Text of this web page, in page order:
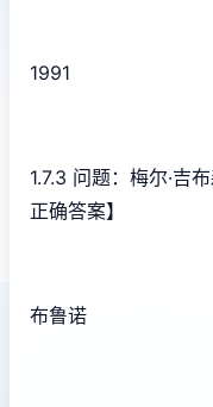
1991
1.7.3 问题：梅尔·吉
正确答案】
布鲁诺